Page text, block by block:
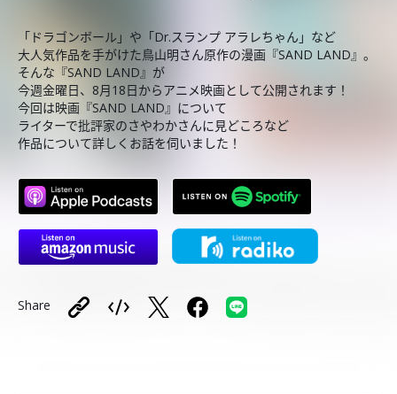
「ドラゴンボール」や「Dr.スランプ アラレちゃん」など
大人気作品を手がけた鳥山明さん原作の漫画『SAND LAND』。
そんな『SAND LAND』が
今週金曜日、8月18日からアニメ映画として公開されます！
今回は映画『SAND LAND』について
ライターで批評家のさやわかさんに見どころなど
作品について詳しくお話を伺いました！
Share